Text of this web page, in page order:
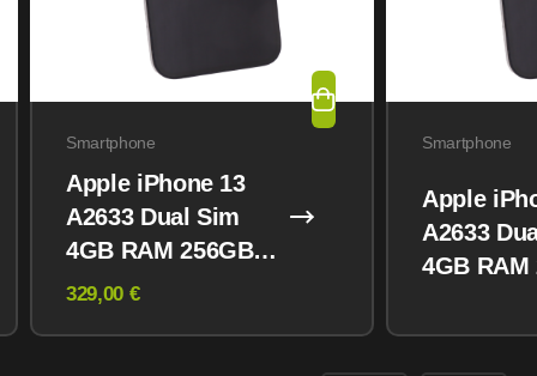
Smartphone
Apple iPhone 13
A2633 Dual Sim
4GB RAM 256GB
Midnight
329,00 €
Smartphone
Apple
A2633
4GB RAM